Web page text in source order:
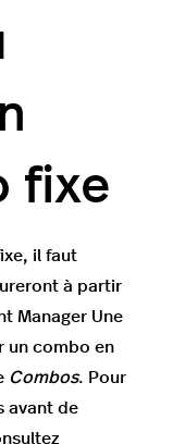
fixe
il faut
à partir
Manager Une
un combo en
Combos. Pour
avant de